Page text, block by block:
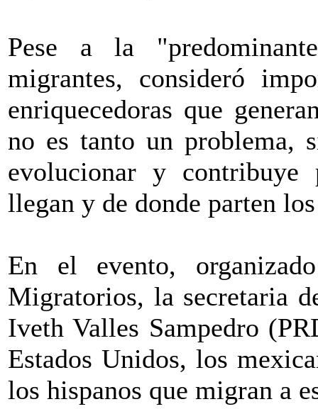
Pese a la
migrantes, consideró
enriquecedoras que
no es tanto un problema,
evolucionar y contribuye
llegan y de donde parten
En el evento,
Migratorios, la secretaria
Iveth Valles Sampedro
Estados Unidos, los
los hispanos que migran a